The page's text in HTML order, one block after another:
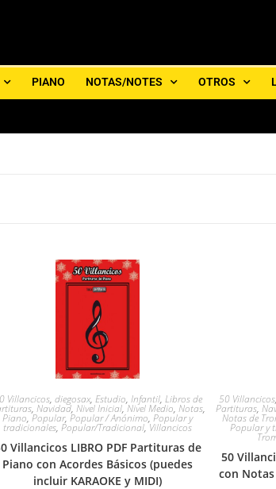
PIANO NOTAS/NOTES OTROS
Villancicos, diegosax, Estudio, Infantil, Libros de
, Navidad, Nivel Inicial,Nivel Medio, Notas,
Piano,Popular,Popular / Anónimo,Popular y
tradicionales,Popular/Tradicional,Villancicos
Villancicos LIBRO PDF Partituras de
Piano con Acordes Básicos (puedes
incluir KARAOKE y MIDI)
50 Villancicos,
Partituras,
Notas de
Popular y
50
con Notas